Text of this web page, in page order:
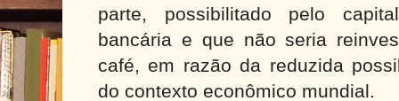
parte, possibilitado pelo
bancária e que não seria
café, em razão da reduzida
do contexto econômico mundial.